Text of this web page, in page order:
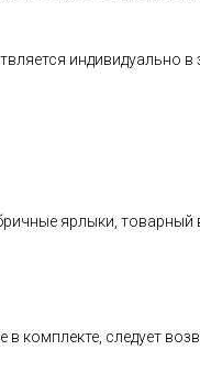
индивидуально
ярлыки, товарный
комплекте, следует